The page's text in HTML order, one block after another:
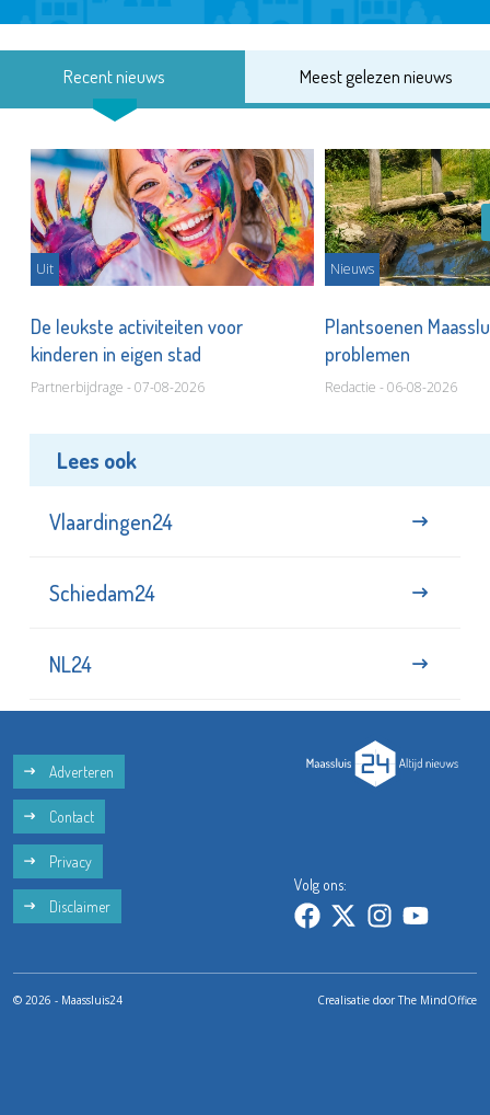
Recent nieuws Meest gelezen nieuws
Uit
De leukste activiteiten voor
kinderen in eigen stad
Partnerbijdrage - 07-08-2026
Nieuws
Plantsoenen
problemen
Redactie - 06-08-2026
Lees ook
Vlaardingen24
Schiedam24
NL24
Adverteren
Contact
Privacy
Disclaimer
Volg ons:
© 2026 - Maassluis24 Crealisatie doorThe MindOffice